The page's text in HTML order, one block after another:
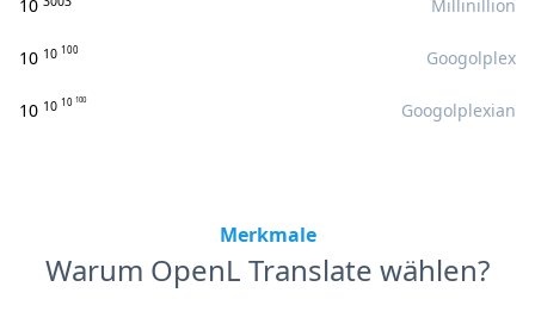
10 Millinillion
10 10 100 Googolplex
10 10 10 100 Googolplexian
Merkmale
Warum OpenL Translate wählen?